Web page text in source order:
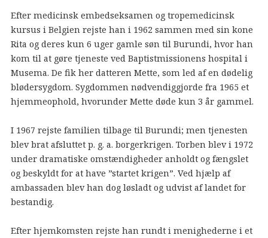
Efter medicinsk embedseksamen og tropemedicinsk
kursus i Belgien rejste han i 1962 sammen med sin kone
Rita og deres kun 6 uger gamle søn til Burundi, hvor han
kom til at gøre tjeneste ved Baptistmissionens hospital i
Musema. De fik her datteren Mette, som led af en dødelig
blødersygdom. Sygdommen nødvendiggjorde fra 1965 et
hjemmeophold, hvorunder Mette døde kun 3 år gammel.
I 1967 rejste familien tilbage til Burundi; men tjenesten
blev brat afsluttet p. g. a. borgerkrigen. Torben blev i 1972
under dramatiske omstændigheder anholdt og fængslet
og beskyldt for at have ”startet krigen”. Ved hjælp af
ambassaden blev han dog løsladt og udvist af landet for
bestandig.
Efter hjemkomsten rejste han rundt i menighederne i et